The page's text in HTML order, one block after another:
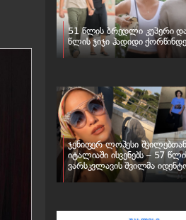
51 წლის ბრედლი კუპერი
წლის ჯიჯი ჰადიდი
ჯენიფერ ლოპესი
იტალიაში ისვენებს – 57
ვარსკვლავის შვილმა
შეიცვალა